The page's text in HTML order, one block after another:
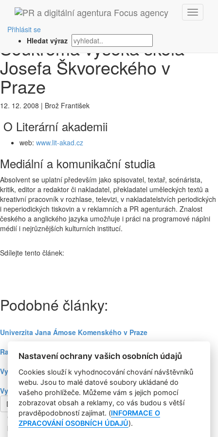
Přihlásit se
Hledat výraz
‹ Zpět
Literární akademie –
Soukromá vysoká škola
Josefa Škvoreckého v
Praze
12. 12. 2008 | Brož František
O Literární akademii
web: www.lit-akad.cz
Mediální a komunikační studia
Absolvent se uplatní především jako spisovatel, textař, scénárista,
kritik, editor a redaktor či nakladatel, překladatel uměleckých textů a
kreativní pracovník v rozhlase, televizi, v nakladatelstvích periodických
i neperiodických tiskovin a v reklamních a PR agenturách. Znalost
českého a anglického jazyka umožňuje i práci na programové náplni
médií i nejrůznějších kulturních institucí.
Sdílejte tento článek:
Podobné články:
Univerzita Jana Ámose Komenského v Praze
Rašínova vysoká škola v Brně
Vysoká škola mezinárodních a veřejných vztahů Praha
Vysoká škola finanční a správní v Praze
Další článek
Copyright © 2004-2020 Focus Agency, s.r.o. Plné znění licenčních
podmínek. ISSN 1803-957X
Nastavení ochrany vašich osobních údajů
Cookies slouží k vyhodnocování chování návštěvníků
webu. Jsou to malé datové soubory ukládané do
vašeho prohlížeče. Můžeme vám s jejich pomocí
zobrazovat obsah a reklamy, co vás budou s větší
pravděpodobností zajímat. (INFORMACE O
ZPRACOVÁNÍ OSOBNÍCH ÚDAJŮ).